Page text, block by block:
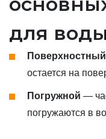
для
Поверхностный
остается на
Погружной —
погружаются в